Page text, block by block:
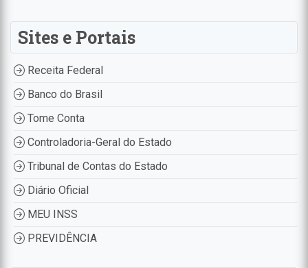
Sites e Portais
Receita Federal
Banco do Brasil
Tome Conta
Controladoria-Geral do Estado
Tribunal de Contas do Estado
Diário Oficial
MEU INSS
PREVIDÊNCIA